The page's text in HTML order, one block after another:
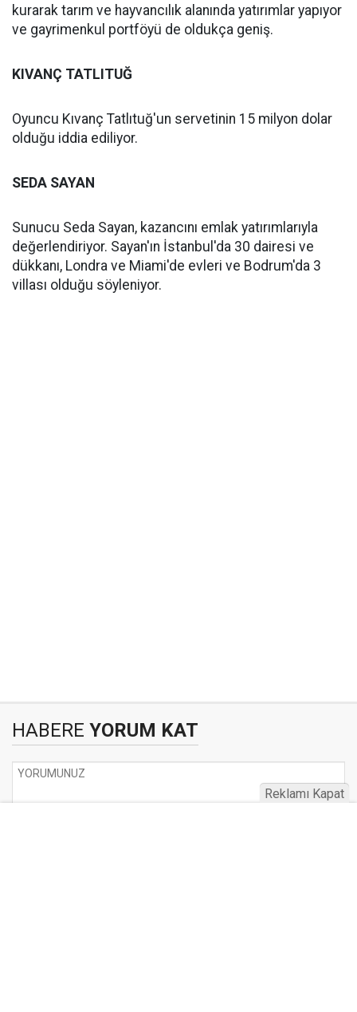
kurarak tarım ve hayvancılık alanında yatırımlar yapıyor
ve gayrimenkul portföyü de oldukça geniş.
KIVANÇ TATLITUĞ
Oyuncu Kıvanç Tatlıtuğ'un servetinin 15 milyon dolar
olduğu iddia ediliyor.
SEDA SAYAN
Sunucu Seda Sayan, kazancını emlak yatırımlarıyla
değerlendiriyor. Sayan'ın İstanbul'da 30 dairesi ve
dükkanı, Londra ve Miami'de evleri ve Bodrum'da 3
villası olduğu söyleniyor.
HABERE YORUM KAT
Reklamı Kapat